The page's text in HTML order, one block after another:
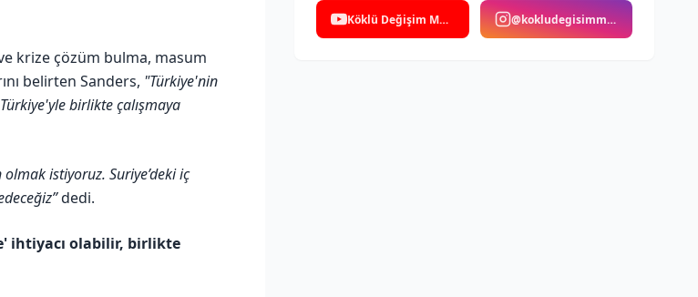
krize çözüm bulma, masum
belirten Sanders, "Türkiye'nin
birlikte çalışmaya
istiyoruz. Suriye’deki iç
dedi.
ihtiyacı olabilir, birlikte
Köklü Değişim Medya @kokludegisimmedya